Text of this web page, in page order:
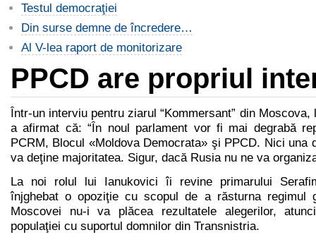
Testul democraţiei
Din surse demne de încredere…
Al V-lea raport de monitorizare
PPCD are propriul
Într-un interviu pentru ziarul “Kommersant” din
a afirmat că: “În noul parlament vor fi mai degrabă
PCRM, Blocul «Moldova Democrata» şi PPCD. Nici una
va deţine majoritatea. Sigur, dacă Rusia nu ne va
La noi rolul lui Ianukovici îi revine primarului
înjghebat o opoziţie cu scopul de a răsturna regimul
Moscovei nu-i va plăcea rezultatele alegerilor,
populaţiei cu suportul domnilor din Transnistria.